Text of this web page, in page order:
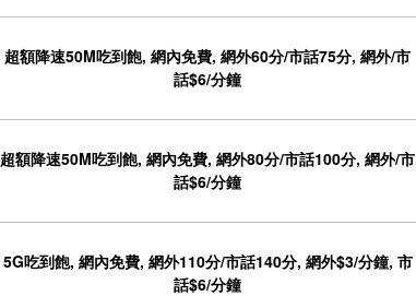
超額降速50M吃到飽, 網內免費, 網外60分/市話75分, 網外/市
話$6/分鐘
超額降速50M吃到飽, 網內免費, 網外80分/市話100分, 網外/市
話$6/分鐘
5G吃到飽, 網內免費, 網外110分/市話140分, 網外$3/分鐘, 市
話$6/分鐘